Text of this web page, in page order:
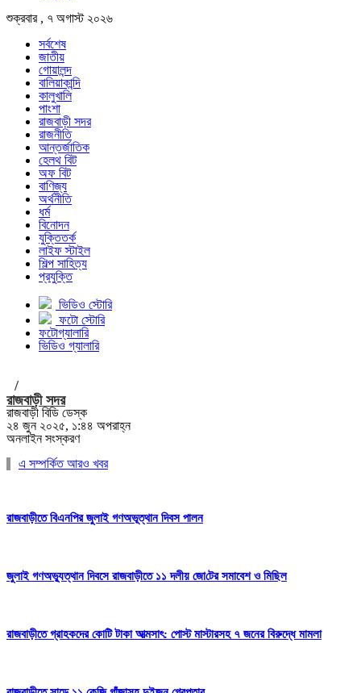
শুক্রবার , ৭ অগাস্ট ২০২৬
সর্বশেষ
জাতীয়
গোয়ালন্দ
বালিয়াকান্দি
কালুখালি
পাংশা
রাজবাড়ী সদর
রাজনীতি
আন্তর্জাতিক
হেলথ বিট
অফ বিট
বাণিজ্য
অর্থনীতি
ধর্ম
বিনোদন
যুক্তিতর্ক
লাইফ স্টাইল
শিল্প সাহিত্য
প্রযুক্তি
ভিডিও স্টোরি
ফটো স্টোরি
ফটোগ্যালারি
ভিডিও গ্যালারি
/
রাজবাড়ী সদর
রাজবাড়ী বিডি ডেস্ক
২৪ জুন ২০২৫, ১:৪৪ অপরাহ্ন
অনলাইন সংস্করণ
এ সম্পর্কিত আরও খবর
রাজবাড়ীতে বিএন‌পির জুলাই গণঅভূত্থান দিবস পালন
জুলাই গণঅভ্যুত্থান দিবসে রাজবাড়ীতে ১১ দলীয় জো‌টের সমাবেশ ও মি‌ছিল
রাজবাড়ীতে গ্রাহকদের কোটি টাকা আত্মসাৎ: পোস্ট মাস্টারসহ ৭ জনের বিরুদ্ধে মামলা